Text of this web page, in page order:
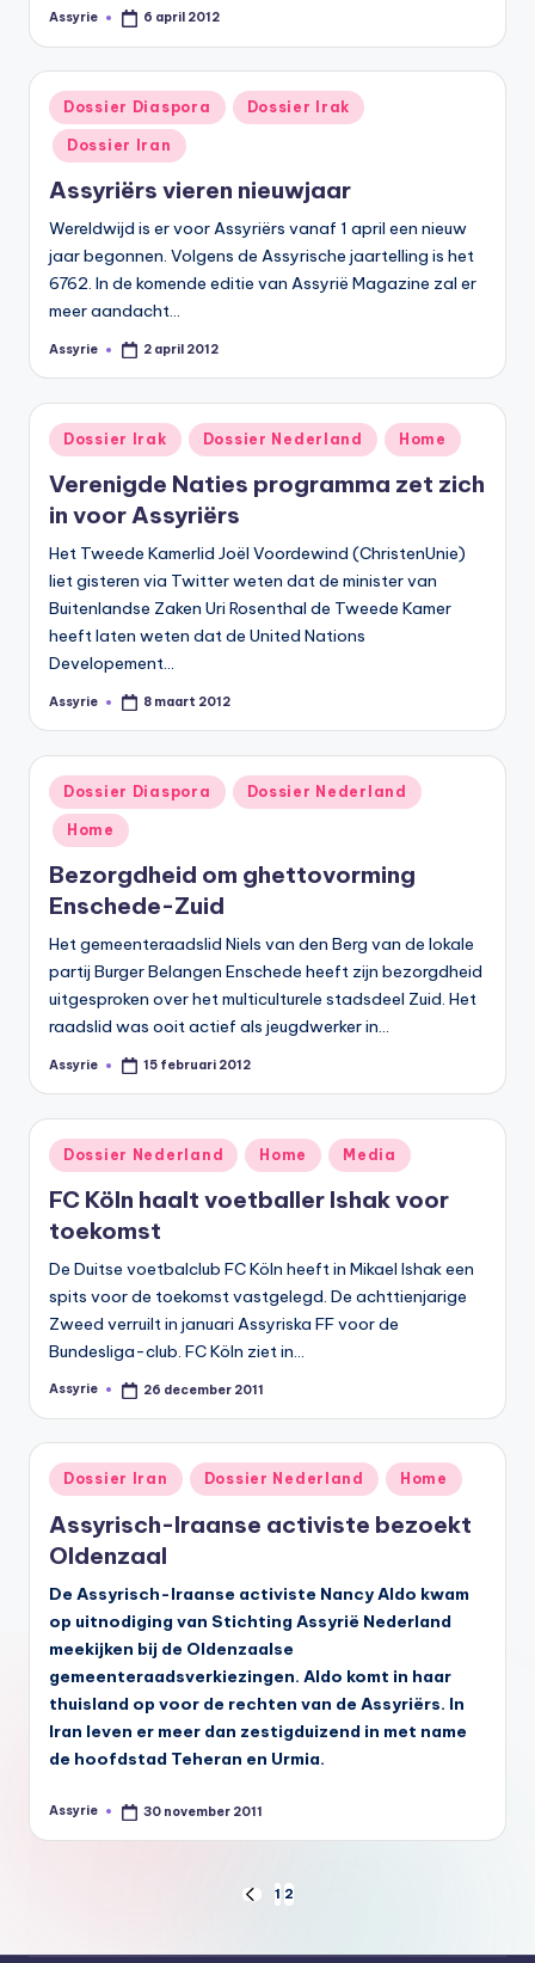
Geplaatst
Assyrie 6 april 2012
Geplaatst
in
Dossier Diaspora Dossier Irak
Dossier Iran
Assyriërs vieren nieuwjaar
Wereldwijd is er voor Assyriërs vanaf 1 april een nieuw
jaar begonnen. Volgens de Assyrische jaartelling is het
6762. In de komende editie van Assyrië Magazine zal er
meer aandacht…
Geplaatst
Assyrie 2 april 2012
Geplaatst
in
Dossier Irak Dossier Nederland Home
Verenigde Naties programma zet zich
in voor Assyriërs
Het Tweede Kamerlid Joël Voordewind (ChristenUnie)
liet gisteren via Twitter weten dat de minister van
Buitenlandse Zaken Uri Rosenthal de Tweede Kamer
heeft laten weten dat de United Nations
Developement…
Geplaatst
Assyrie 8 maart 2012
Geplaatst
in
Dossier Diaspora Dossier Nederland
Home
Bezorgdheid om ghettovorming
Enschede-Zuid
Het gemeenteraadslid Niels van den Berg van de lokale
partij Burger Belangen Enschede heeft zijn bezorgdheid
uitgesproken over het multiculturele stadsdeel Zuid. Het
raadslid was ooit actief als jeugdwerker in…
Geplaatst
Assyrie 15 februari 2012
Geplaatst
in
Dossier Nederland Home Media
FC Köln haalt voetballer Ishak voor
toekomst
De Duitse voetbalclub FC Köln heeft in Mikael Ishak een
spits voor de toekomst vastgelegd. De achttienjarige
Zweed verruilt in januari Assyriska FF voor de
Bundesliga-club. FC Köln ziet in…
Geplaatst
Assyrie 26 december 2011
Geplaatst
Dossier Iran Dossier Nederland Home
Assyrisch-Iraanse activiste bezoekt
Oldenzaal
De Assyrisch-Iraanse activiste Nancy Aldo kwam
op uitnodiging van Stichting Assyrië Nederland
meekijken bij de Oldenzaalse
gemeenteraadsverkiezingen. Aldo komt in haar
thuisland op voor de rechten van de Assyriërs. In
Iran leven er meer dan zestigduizend in met name
de hoofdstad Teheran en Urmia.
Geplaatst
Assyrie 30 november 2011
paginering
VORIGE
1 2